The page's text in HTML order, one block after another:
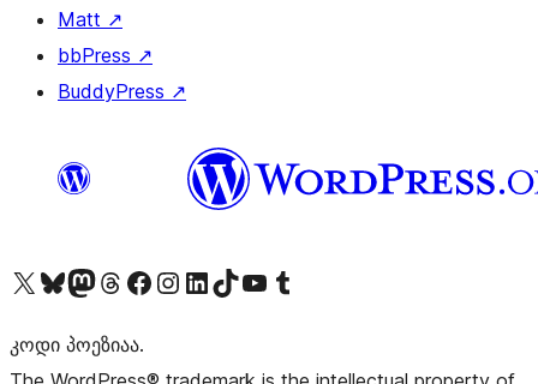
Matt ↗
bbPress ↗
BuddyPress ↗
Visit our X (formerly Twitter) account
Visit our Bluesky account
Visit our Mastodon account
Visit our Threads account
Visit our Facebook pageVisit our Instagram account
Visit our LinkedIn account
Visit our TikTok account
Visit our YouTube channel
Visit our Tumblr account
კოდი პოეზიაა.